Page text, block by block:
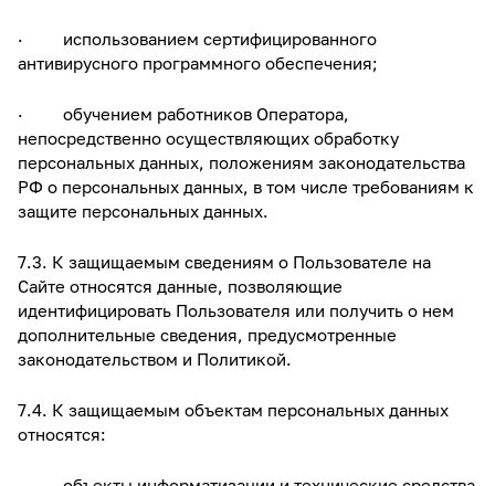
· использованием сертифицированного
антивирусного программного обеспечения;
· обучением работников Оператора,
непосредственно осуществляющих обработку
персональных данных, положениям законодательства
РФ о персональных данных, в том числе требованиям к
защите персональных данных.
7.3. К защищаемым сведениям о Пользователе на
Сайте относятся данные, позволяющие
идентифицировать Пользователя или получить о нем
дополнительные сведения, предусмотренные
законодательством и Политикой.
7.4. К защищаемым объектам персональных данных
относятся: